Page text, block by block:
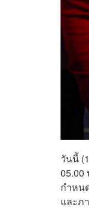
วันนี้
กำหน
และภ